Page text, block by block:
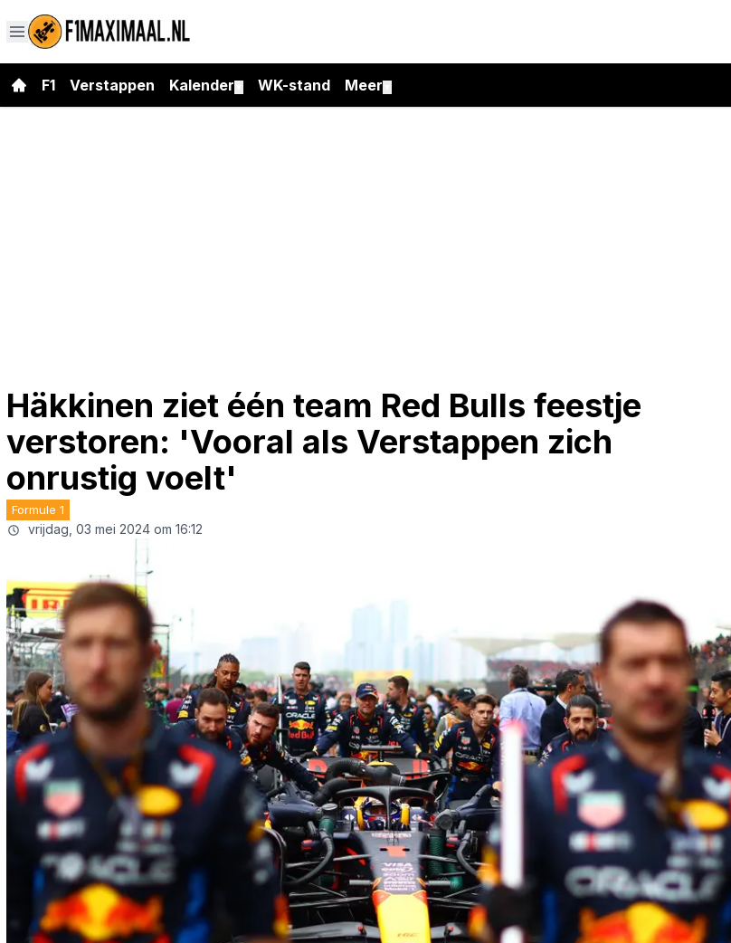
F1 Verstappen Kalender WK-stand Meer
Häkkinen ziet één team Red Bulls feestje
verstoren: 'Vooral als Verstappen zich
onrustig voelt'
Formule 1
vrijdag, 03 mei 2024 om 16:12